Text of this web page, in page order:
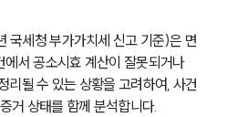
국세청 부가가치세 신고 기준)은 면
서 공소시효 계산이 잘못되거나
리될 수 있는 상황을 고려하여, 사건
거 상태를 함께 분석합니다.